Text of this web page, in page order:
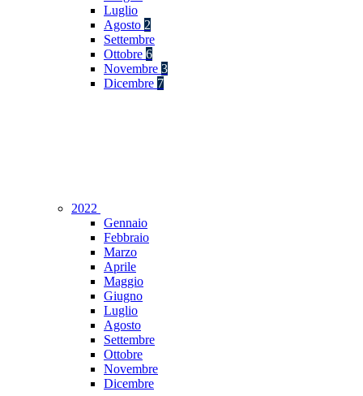
Luglio
Agosto 2
Settembre
Ottobre 6
Novembre 3
Dicembre 7
2022
Gennaio
Febbraio
Marzo
Aprile
Maggio
Giugno
Luglio
Agosto
Settembre
Ottobre
Novembre
Dicembre